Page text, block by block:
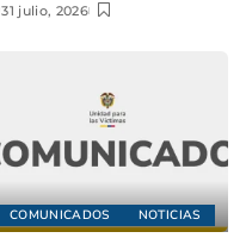
31 julio, 2026
COMUNICADOS NOTICIAS